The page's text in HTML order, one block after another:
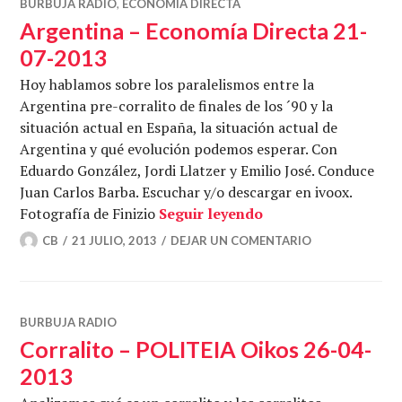
BURBUJA RADIO, ECONOMÍA DIRECTA
Argentina – Economía Directa 21-
07-2013
Hoy hablamos sobre los paralelismos entre la
Argentina pre-corralito de finales de los ´90 y la
situación actual en España, la situación actual de
Argentina y qué evolución podemos esperar. Con
Eduardo González, Jordi Llatzer y Emilio José. Conduce
Juan Carlos Barba. Escuchar y/o descargar en ivoox.
Fotografía de Finizio Seguir leyendoArgentina –
CB 21 JULIO, 2013 DEJAR UN COMENTARIO
BURBUJA RADIO
Corralito – POLITEIA Oikos 26-04-
2013